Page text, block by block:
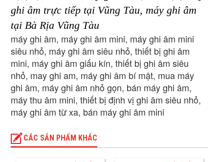
ghi âm trực tiếp tại Vũng Tàu, máy ghi âm
tại Bà Rịa Vũng Tàu
máy ghi âm, máy ghi âm mini, máy ghi âm mini
siêu nhỏ, máy ghi âm siêu nhỏ, thiết bị ghi âm
mini, máy ghi âm giấu kín, thiết bị ghi âm siêu
nhỏ, may ghi am, máy ghi âm bí mật, mua máy
ghi âm, máy ghi âm nhỏ gọn, bán máy ghi âm,
máy thu âm mini, thiết bị định vị ghi âm siêu nhỏ,
máy ghi âm từ xa, bán máy ghi âm mini
CÁC SẢN PHẨM KHÁC